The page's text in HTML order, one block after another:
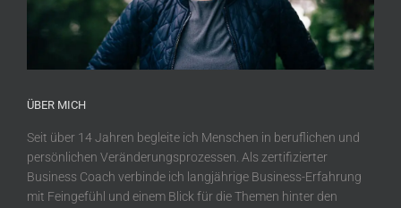
ÜBER MICH
Seit über 14 Jahren begleite ich Menschen in beruflichen und
persönlichen Veränderungsprozessen. Als zertifizierter
Business Coach verbinde ich langjährige Business-Erfahrung
mit Feingefühl und einem Blick für die Themen hinter den